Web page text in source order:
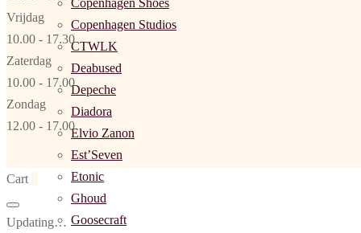
Copenhagen Studios
CTWLK
Deabused
Depeche
Diadora
Elvio Zanon
Est’Seven
Etonic
Ghoud
Goosecraft
Vrijdag
10.00 - 17.30
Zaterdag
10.00 - 17.00
Zondag
12.00 - 17.00
Cart
Updating…